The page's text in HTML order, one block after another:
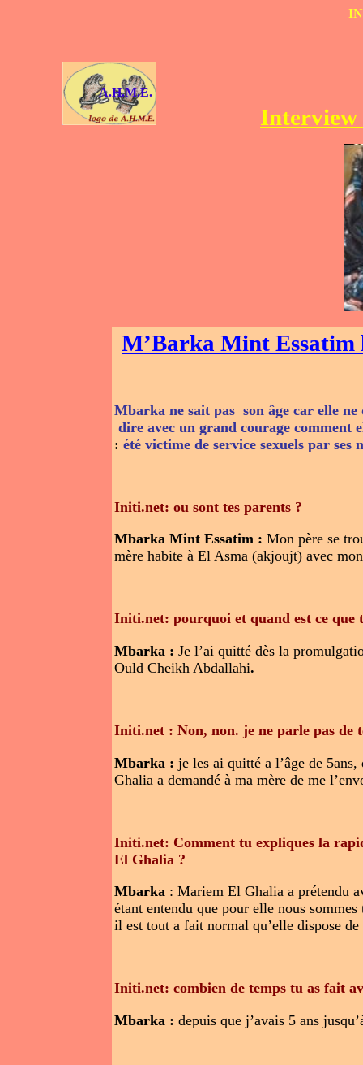
A.H.M.E.
M’Barka Mint Essatim
Mbarka ne sait pas son âge car elle
dire avec un grand courage comment
été victime de service sexuels par ses
:
Initi.net: ou sont tes parents ?
Mbarka Mint Essatim : Mon père se
mère habite à El Asma (akjoujt) avec
Initi.net: pourquoi et quand est ce que
Mbarka : Je l’ai quitté dès la
Ould Cheikh Abdallahi.
Initi.net : Non, non. je ne parle pas de
Mbarka : je les ai quitté a l’âge de
Ghalia a demandé à ma mère de me
Initi.net: Comment tu expliques la
El Ghalia ?
Mbarka : Mariem El Ghalia a prétendu
étant entendu que pour elle nous
il est tout a fait normal qu’elle dispose
Initi.net: combien de temps tu as fait
Mbarka : depuis que j’avais 5 ans